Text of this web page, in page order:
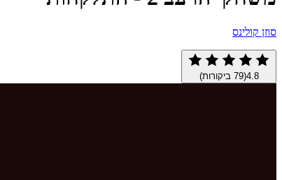
סוזן קולינס
4.8
(
79 ביקורות)